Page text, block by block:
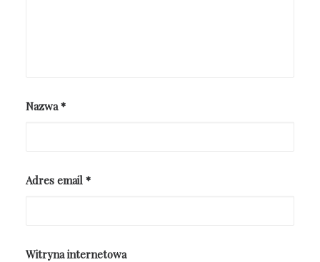
Nazwa*
Adres email *
Witryna internetowa